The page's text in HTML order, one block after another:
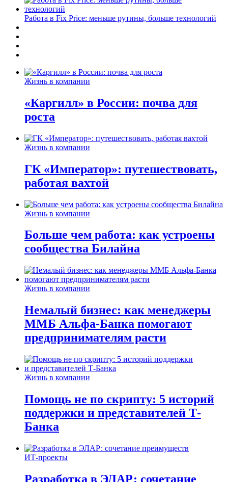
Работа в Fix Price: меньше рутины, больше технологий
Жизнь в компании
«Каргилл» в России: почва для
роста
Жизнь в компании
ГК «Император»: путешествовать,
работая вахтой
Жизнь в компании
Больше чем работа: как устроены
сообщества Билайна
Жизнь в компании
Немалый бизнес: как менеджеры
ММБ Альфа-Банка помогают
предпринимателям расти
Жизнь в компании
Помощь не по скрипту: 5 историй
поддержки и представителей Т-
Банка
ИТ-проекты
Разработка в ЭЛАР: сочетание